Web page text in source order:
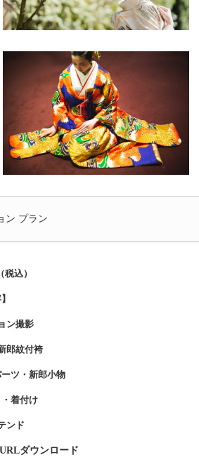
ン プラン
税込）
ン撮影
郎紋付袴
ツ・新郎小物
・着付け
ンド
ダウンロード